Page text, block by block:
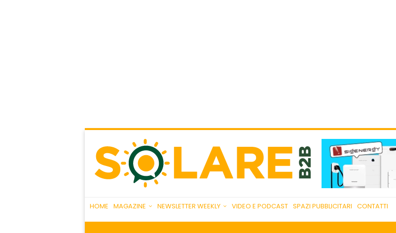
HOME MAGAZINE NEWSLETTER WEEKLY VIDEO E PODCAST SPAZI PUBBLICITARI CONTATTI